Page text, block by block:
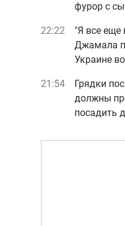
фурор с
22:22
"Я все
Джамала
Украине
21:54
Грядки
должны
посадить